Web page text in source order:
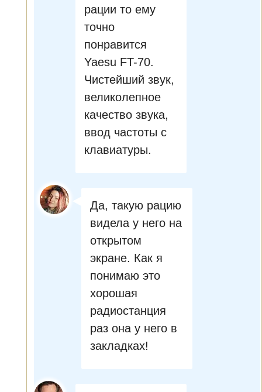
рации то ему
точно
понравится
Yaesu FT-70.
Чистейший звук,
великолепное
качество звука,
ввод частоты с
клавиатуры.
Да, такую рацию
видела у него на
открытом
экране. Как я
понимаю это
хорошая
радиостанция
раз она у него в
закладках!